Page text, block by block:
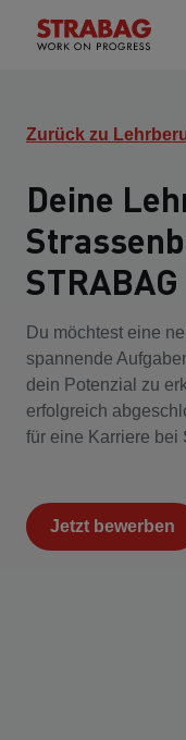
Zurück zu
Deine
STRABAG
Du möchtest eine
spannende
dein Potenzial zu
erfolgreich
für eine Karriere bei
Jetzt bewerben